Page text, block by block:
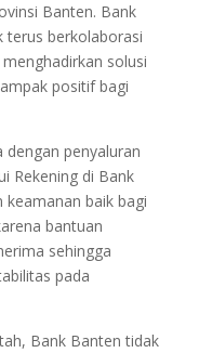
Banten. Bank
berkolaborasi
solusi
positif bagi
penyaluran
Rekening di Bank
baik bagi
bantuan
sehingga
pada
Bank Banten tidak